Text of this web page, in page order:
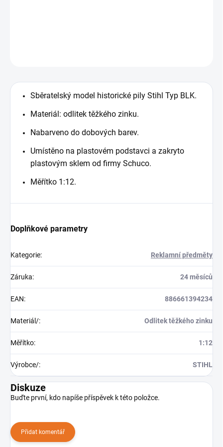
Sběratelský model historické pily Stihl Typ BLK.
Materiál: odlitek těžkého zinku.
Nabarveno do dobových barev.
Umístěno na plastovém podstavci a zakryto
plastovým sklem od firmy Schuco.
Měřítko 1:12.
Doplňkové parametry
Kategorie: Reklamní předměty
Záruka: 24 měsíců
EAN: 886661394234
Materiál/: Odlitek těžkého zinku
Měřítko: 1:12
Výrobce/: STIHL
Diskuze
Buďte první, kdo napíše příspěvek k této položce.
Přidat komentář